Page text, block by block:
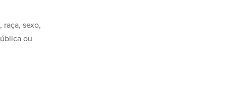
sexo,
ou